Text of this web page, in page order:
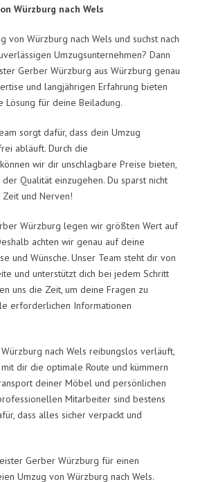
Würzburg nach Wels
von Würzburg nach Wels und suchst nach
Umzugsunternehmen? Dann
Gerber Würzburg aus Würzburg genau
und langjährigen Erfahrung bieten
Lösung für deine Beiladung.
sorgt dafür, dass dein Umzug
abläuft. Durch die
wir dir unschlagbare Preise bieten,
Qualität einzugehen. Du sparst nicht
Zeit und Nerven!
Würzburg legen wir größten Wert auf
achten wir genau auf deine
und Wünsche. Unser Team steht dir von
und unterstützt dich bei jedem Schritt
uns die Zeit, um deine Fragen zu
erforderlichen Informationen
nach Wels reibungslos verläuft,
dir die optimale Route und kümmern
deiner Möbel und persönlichen
Mitarbeiter sind bestens
dass alles sicher verpackt und
Gerber Würzburg für einen
Umzug von Würzburg nach Wels.